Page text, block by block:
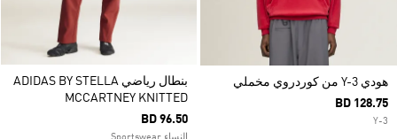
هودي Y-3 من كوردروي مخملي
BD 128.75
Y-3
بنطال رياضي ADIDAS BY STELLA
MCCARTNEY KNITTED
BD 96.50